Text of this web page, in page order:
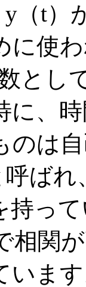
（t）
に使
とし
に、
のは
呼ば
持っ
相関
いま